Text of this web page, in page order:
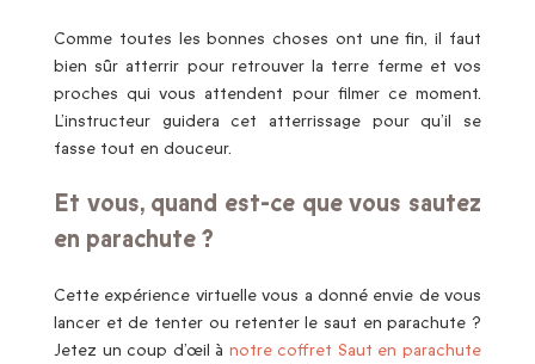
Comme toutes les bonnes choses ont une fin, il faut
bien sûr atterrir pour retrouver la terre ferme et vos
proches qui vous attendent pour filmer ce moment.
L’instructeur guidera cet atterrissage pour qu’il se
fasse tout en douceur.
Et vous, quand est-ce que vous sautez
en parachute ?
Cette expérience virtuelle vous a donné envie de vous
lancer et de tenter ou retenter le saut en parachute ?
Jetez un coup d’œil à notre coffret Saut en parachute